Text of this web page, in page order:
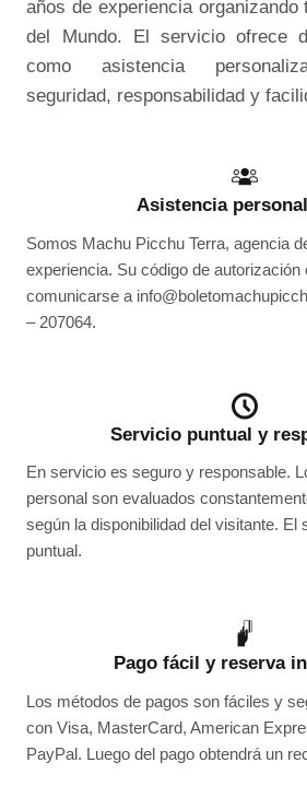
años de experiencia
del Mundo. El servicio ofrece
como asistencia
seguridad, responsabilidad y
Asistencia
Somos Machu Picchu Terra, agencia
experiencia. Su código de autorización
comunicarse a
– 207064.
Servicio puntual y
En servicio es seguro y responsable.
personal son evaluados
según la disponibilidad del visitante. El
puntual.
Pago fácil y reserva
Los métodos de pagos son fáciles y
con Visa, MasterCard, American
PayPal. Luego del pago obtendrá un